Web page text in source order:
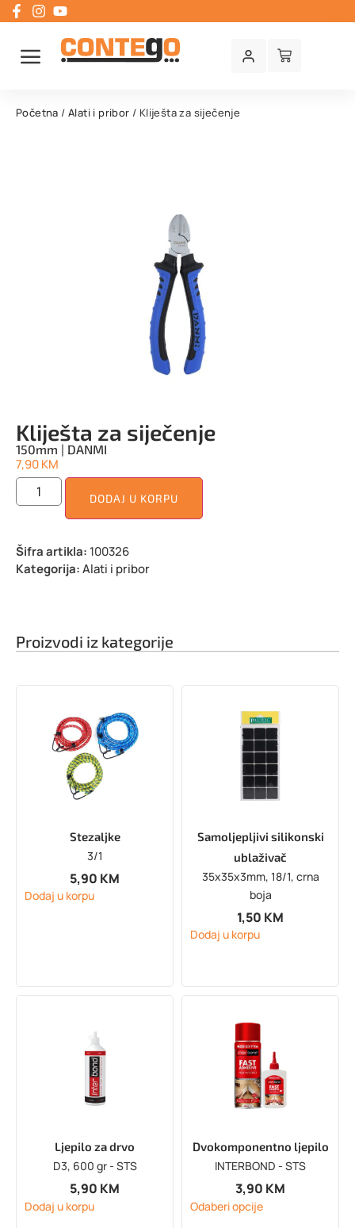
Početna /Alati i pribor / Kliješta za siječenje
Kliješta za siječenje
150mm | DANMI
7,90KM
DODAJ U KORPU
Šifra artikla: 100326
Kategorija:Alati i pribor
Proizvodi iz kategorije
Stezaljke
3/1
5,90 KM
Dodaj u korpu
Samoljepljivi silikonski
ublaživač
35x35x3mm, 18/1, crna
boja
1,50 KM
Dodaj u korpu
Ljepilo za drvo
D3, 600 gr - STS
5,90 KM
Dodaj u korpu
Dvokomponentno ljepilo
INTERBOND - STS
3,90 KM
Odaberi opcije